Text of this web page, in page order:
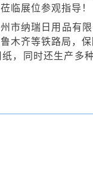
临展位参观指导 ！
市纳瑞日用品有
木齐等铁路局，
，同时还生产多